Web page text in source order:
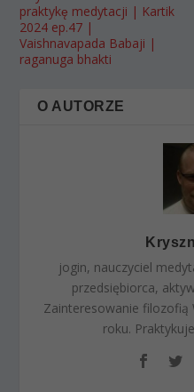
praktykę medytacji | Kartik
2024 ep.47 |
Vaishnavapada Babaji |
raganuga bhakti
O AUTORZE
jogin, nauczyciel
przedsiębiorca,
Zainteresowanie filozofią
roku.